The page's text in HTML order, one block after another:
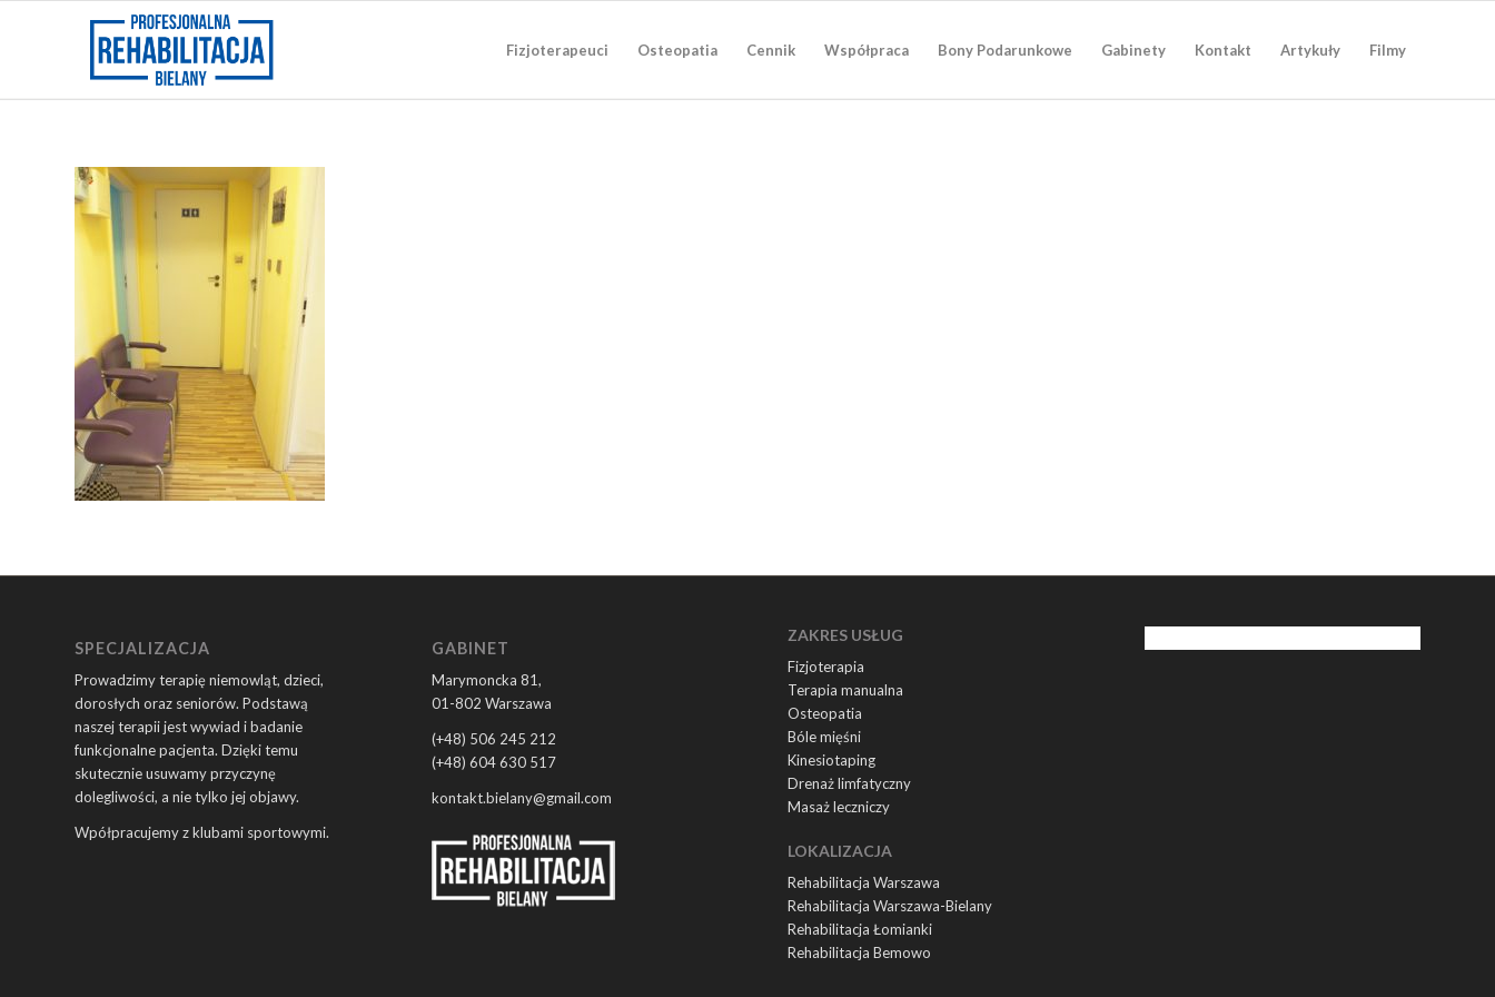
Fizjoterapeuci Osteopatia Cennik Współpraca Bony Podarunkowe Gabinety Kontakt Artykuły Filmy
SPECJALIZACJA
Prowadzimy terapię niemowląt, dzieci,
dorosłych oraz seniorów. Podstawą
naszej terapii jest wywiad i badanie
funkcjonalne pacjenta. Dzięki temu
skutecznie usuwamy przyczynę
dolegliwości, a nie tylko jej objawy.
Wpółpracujemy z klubami sportowymi.
GABINET
Marymoncka 81,
01-802 Warszawa
(+48) 506 245 212
(+48) 604 630 517
kontakt.bielany@gmail.com
ZAKRES USŁUG
Fizjoterapia
Terapia manualna
Osteopatia
Bóle mięśni
Kinesiotaping
Drenaż limfatyczny
Masaż leczniczy
LOKALIZACJA
Rehabilitacja Warszawa
Rehabilitacja Warszawa-Bielany
Rehabilitacja Łomianki
Rehabilitacja Bemowo